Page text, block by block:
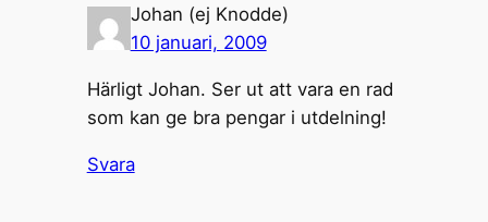
Johan (ej Knodde)
10 januari, 2009
Härligt Johan. Ser ut att vara en rad
som kan ge bra pengar i utdelning!
Svara